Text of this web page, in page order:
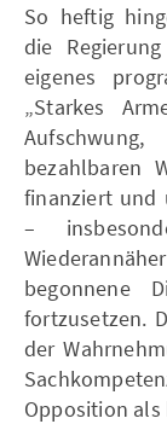
So heftig
die
eigenes
„Starkes
bezahlbaren
finanziert und
–
begonnene
fortzusetzen.
der
Opposition